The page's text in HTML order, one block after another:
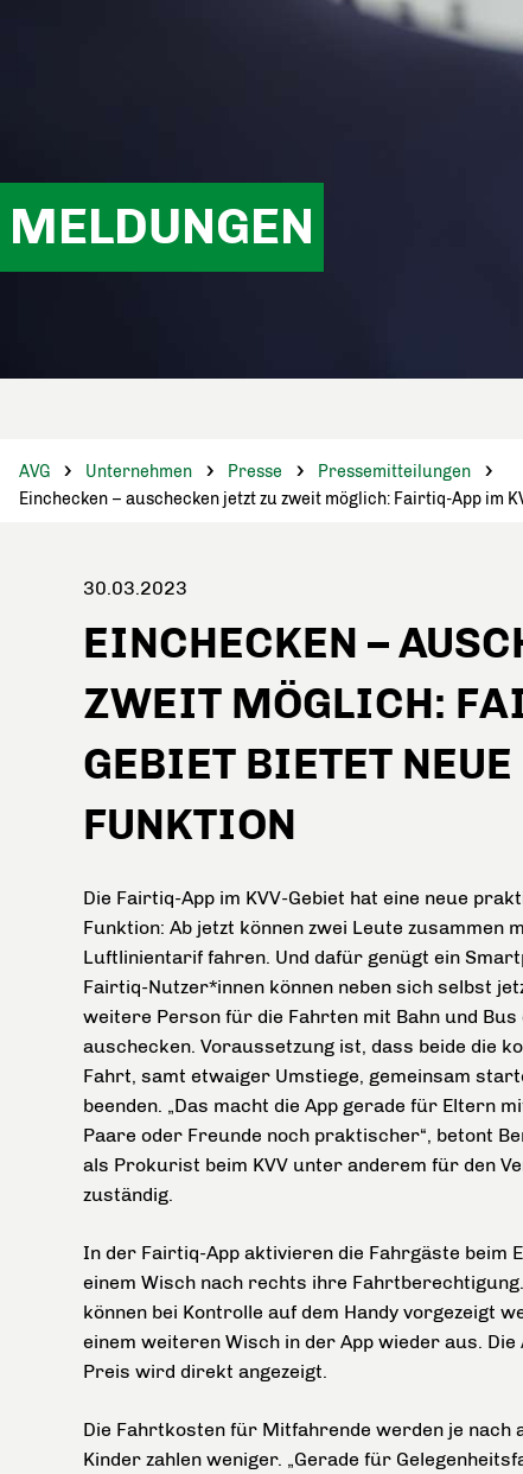
MELDUNGEN
AVG Unternehmen Presse
Pressemitteilungen
Einchecken – auschecken jetzt zu zweit möglich: Fairtiq-App im
30.03.2023
EINCHECKEN –
ZWEIT MÖGLICH:
GEBIET BIETET
FUNKTION
Die Fairtiq-App im KVV-Gebiet hat eine neue
Funktion: Ab jetzt können zwei Leute zusammen
Luftlinientarif fahren. Und dafür genügt ein
Fairtiq-Nutzer*innen können neben sich selbst
weitere Person für die Fahrten mit Bahn und Bus
auschecken. Voraussetzung ist, dass beide die
Fahrt, samt etwaiger Umstiege, gemeinsam
beenden. „Das macht die App gerade für Eltern
Paare oder Freunde noch praktischer“, betont
als Prokurist beim KVV unter anderem für den
zuständig.
In der Fairtiq-App aktivieren die Fahrgäste beim
einem Wisch nach rechts ihre
können bei Kontrolle auf dem Handy vorgezeigt
einem weiteren Wisch in der App wieder aus.
Preis wird direkt angezeigt.
Die Fahrtkosten für Mitfahrende werden je nach
Kinder zahlen weniger. „Gerade für